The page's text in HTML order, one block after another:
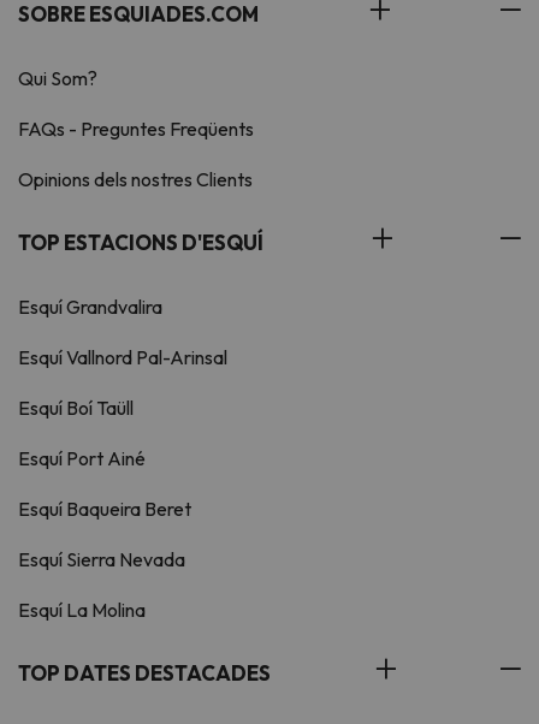
SOBRE ESQUIADES.COM
Qui Som?
FAQs - Preguntes Freqüents
Opinions dels nostres Clients
TOP ESTACIONS D'ESQUÍ
Esquí Grandvalira
Esquí Vallnord Pal-Arinsal
Esquí Boí Taüll
Esquí Port Ainé
Esquí Baqueira Beret
Esquí Sierra Nevada
Esquí La Molina
TOP DATES DESTACADES